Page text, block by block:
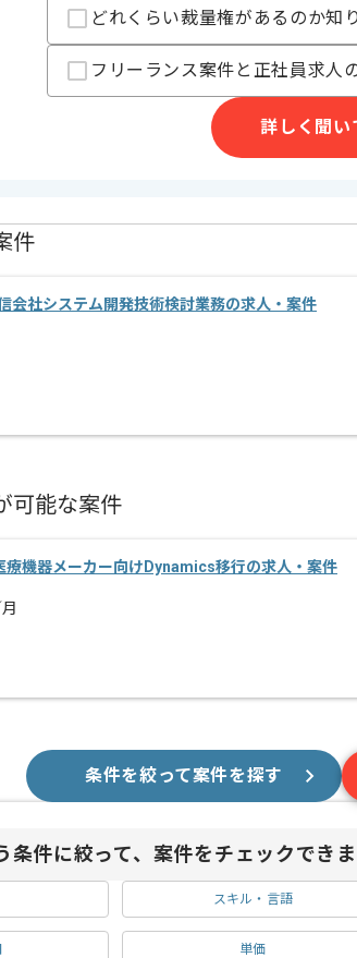
どれくらい裁量権があるのか知
フリーランス案件と正社員求人
詳しく聞い
件
会社システム開発技術検討業務の求人・案件
可能な案件
療機器メーカー向けDynamics移行の求人・案件
条件を絞って案件を探す
条件に絞って、案件をチェックできま
スキル・言語
単価